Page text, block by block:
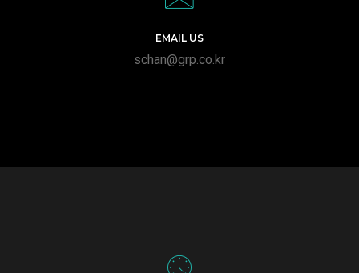
EMAIL US
schan@grp.co.kr